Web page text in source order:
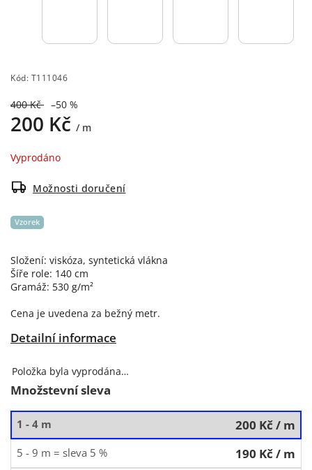
Kód: T111046
400 Kč –50 %
200 Kč / m
Vyprodáno
Možnosti doručení
Složení: viskóza, syntetická vlákna
Šíře role: 140 cm
Gramáž: 530 g/m²
Cena je uvedena za bežný metr.
Detailní informace
Vzorek
Položka byla vyprodána…
Množstevní sleva
1 - 4 m 200 Kč/ m
5 - 9 m = sleva 5 % 190 Kč/ m